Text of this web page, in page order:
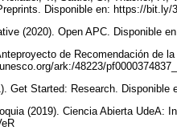
Disponible en: https://
(2020). Open APC. Disponible
de Recomendación de
ark:/48223/
Get Started: Research.
(2019). Ciencia Abierta UdeA: